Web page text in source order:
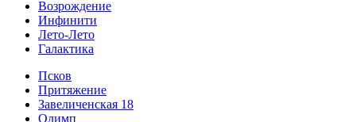
Возрождение
Инфинити
Лето-Лето
Галактика
Псков
Притяжение
Завеличенская 18
Олимп